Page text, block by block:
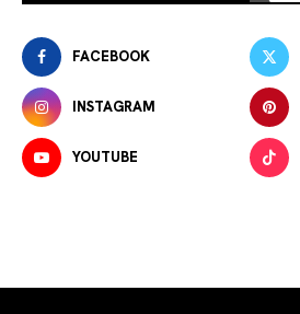
FACEBOOK
INSTAGRAM
YOUTUBE